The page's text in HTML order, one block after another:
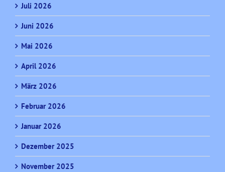
Juli 2026
Juni 2026
Mai 2026
April 2026
März 2026
Februar 2026
Januar 2026
Dezember 2025
November 2025